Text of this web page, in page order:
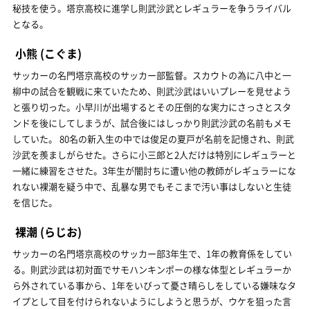
秘技を使う。塔京高校に進学し則武沙武とレギュラーを争うライバル
となる。
小熊 (こぐま)
サッカーの名門塔京高校のサッカー部監督。スカウトの為に八中と一
柳中の試合を観戦に来ていたため、則武沙武はいいプレーを見せよう
と張り切った。小早川が出場するとその圧倒的な実力にさっさとスタ
ンドを後にしてしまうが、試合後にはしっかり則武沙武の名前もメモ
していた。 80名の新入生の中では俊足の夏戸が名前を記憶され、則武
沙武を羨ましがらせた。さらに小三郎と2人だけは特別にレギュラーと
一緒に練習をさせた。3年生が闇討ちに遭い他の教師がレギュラーにな
れない裸潮を疑う中で、乱暴な男でもそこまで汚い事はしないと生徒
を信じた。
裸潮 (らじお)
サッカーの名門塔京高校のサッカー部3年生で、1年の教育係をしてい
る。則武沙武は初対面でサモハンキンポーの様な体型とレギュラーか
ら外されている事から、1年をいびって憂さ晴らしをしている嫌味なタ
イプとして目を付けられないようにしようと思うが、ウケを狙った言